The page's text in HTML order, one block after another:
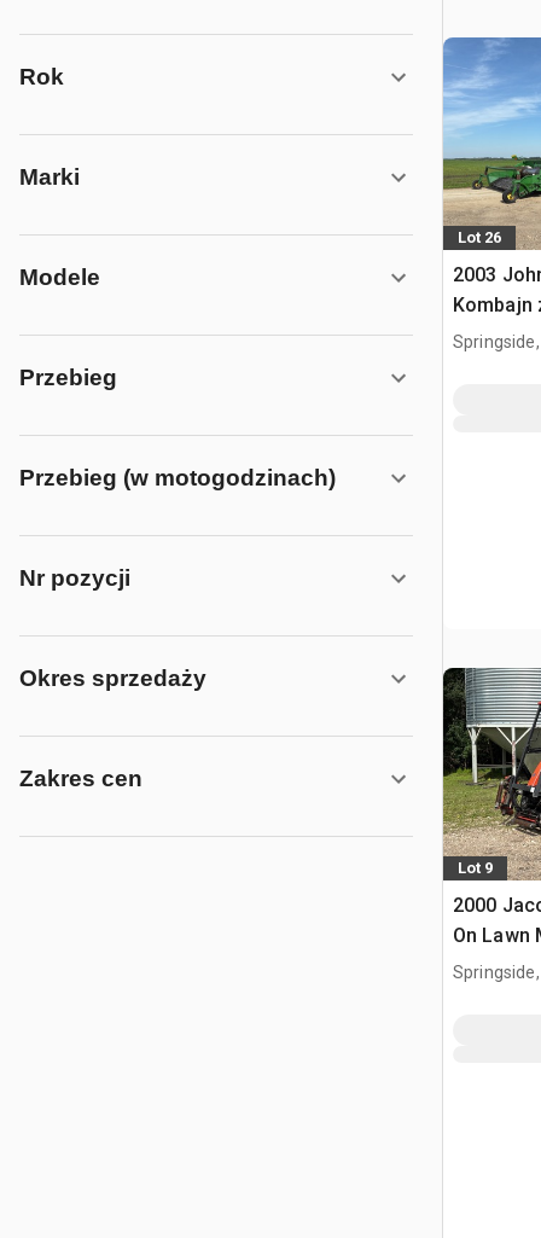
Rok
Marki
Modele
Przebieg
Przebieg (w motogodzinach)
Nr pozycji
Okres sprzedaży
Zakres cen
Lot 26
2003
Kombajn
Springside,
Lot 9
2000
On Lawn
Springside,